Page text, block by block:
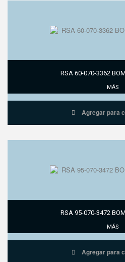
RSA 60-070-3362
MÁS
Agregar para
RSA 95-070-3472
MÁS
Agregar para